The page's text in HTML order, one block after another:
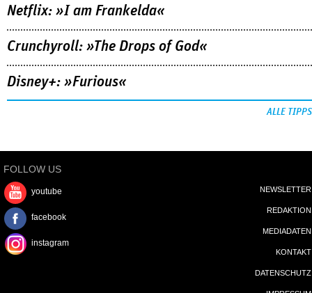
Netflix: »I am Frankelda«
Crunchyroll: »The Drops of God«
Disney+: »Furious«
ALLE TIPPS
FOLLOW US
youtube
facebook
instagram
NEWSLETTER
REDAKTION
MEDIADATEN
KONTAKT
DATENSCHUTZ